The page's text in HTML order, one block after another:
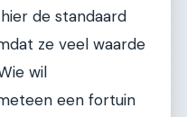
de standaard
ze veel waarde
wil
een fortuin